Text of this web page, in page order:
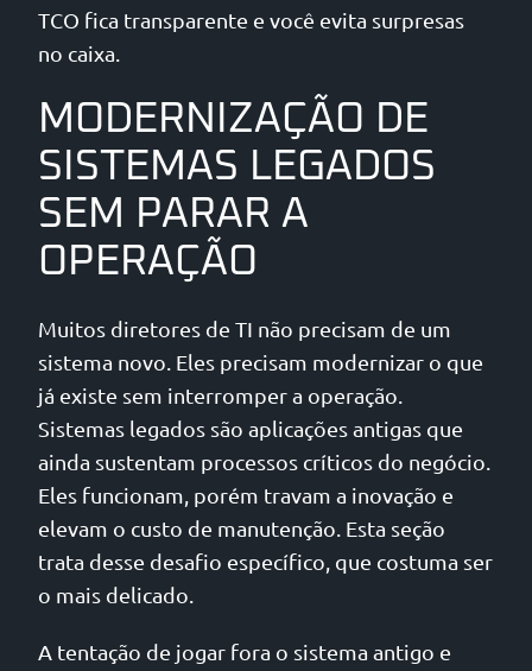
TCO fica transparente e você evita surpresas
no caixa.
MODERNIZAÇÃO DE
SISTEMAS LEGADOS
SEM PARAR A
OPERAÇÃO
Muitos diretores de TI não precisam de um
sistema novo. Eles precisam modernizar o que
já existe sem interromper a operação.
Sistemas legados são aplicações antigas que
ainda sustentam processos críticos do negócio.
Eles funcionam, porém travam a inovação e
elevam o custo de manutenção. Esta seção
trata desse desafio específico, que costuma ser
o mais delicado.
A tentação de jogar fora o sistema antigo e